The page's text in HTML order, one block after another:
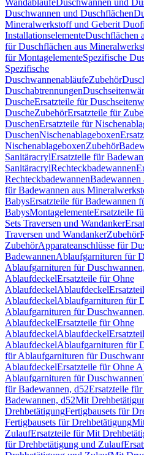
WandabläufeDuschwannen und
Duschwannen und Duschflächen
Mineralwerkstoff und Geberit
InstallationselementeDuschflächen
für Duschflächen aus
für MontagelementeSpezifische
Spezifische
DuschwannenabläufeZubehör
Duschabtrennungen
DuscheErsatzteile für
DuscheZubehörErsatzteile für
DuschenErsatzteile für
DuschenNischenablageboxen
NischenablageboxenZubehör
SanitäracrylErsatzteile für
SanitäracrylRechteckbadewannen
Rechteckbadewannen
für Badewannen aus
BabysErsatzteile für Badewannen
BabysMontagelementeErsatzteile
Sets Traversen und Wandanker
Traversen und WandankerZubehör
ZubehörApparateanschlüsse für
BadewannenAblaufgarnituren für
Ablaufgarnituren für
AblaufdeckelErsatzteile für Ohne
AblaufdeckelAblaufdeckel
AblaufdeckelAblaufgarnituren für
Ablaufgarnituren für
AblaufdeckelErsatzteile für Ohne
AblaufdeckelAblaufdeckel
AblaufdeckelAblaufgarnituren für
für Ablaufgarnituren für
AblaufdeckelErsatzteile für Ohne
Ablaufgarnituren für Duschwannen
für Badewannen, d52Ersatzteile
Badewannen, d52Mit
DrehbetätigungFertigbausets für
Fertigbausets für Drehbetätigung
ZulaufErsatzteile für Mit
für Drehbetätigung und Zulauf